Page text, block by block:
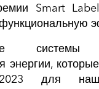
Smart
энергии,
для